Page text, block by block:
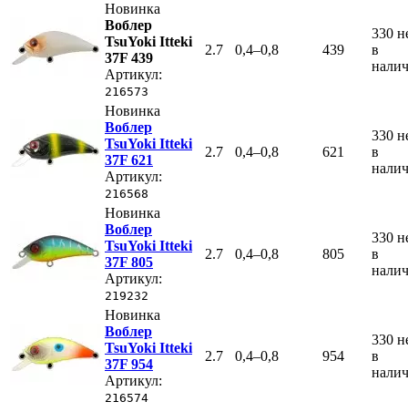
Новинка
Воблер
TsuYoki Itteki
37F 439
Артикул:
216573
2.7 0,4–0,8 439
330
в
Новинка
Воблер
TsuYoki Itteki
37F 621
Артикул:
216568
2.7 0,4–0,8 621
330
в
Новинка
Воблер
TsuYoki Itteki
37F 805
Артикул:
219232
2.7 0,4–0,8 805
330
в
Новинка
Воблер
TsuYoki Itteki
37F 954
Артикул:
216574
2.7 0,4–0,8 954
330
в